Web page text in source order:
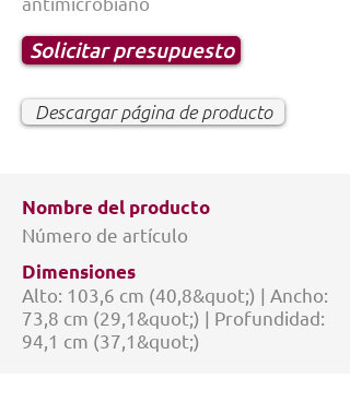
Solicitar presupuesto
Descargar página de producto
Nombre del producto
Número de artículo
Dimensiones
Alto: 103,6 cm (40,8&quot;) | Ancho:
73,8 cm (29,1&quot;) | Profundidad:
94,1 cm (37,1&quot;)